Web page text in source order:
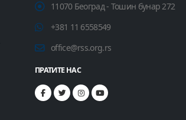
11070 Београд - Тошин бунар 272
+381 11 6558549
office@rss.org.rs
ПРАТИТЕ НАС